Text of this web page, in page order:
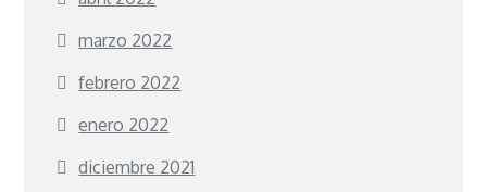
marzo 2022
febrero 2022
enero 2022
diciembre 2021